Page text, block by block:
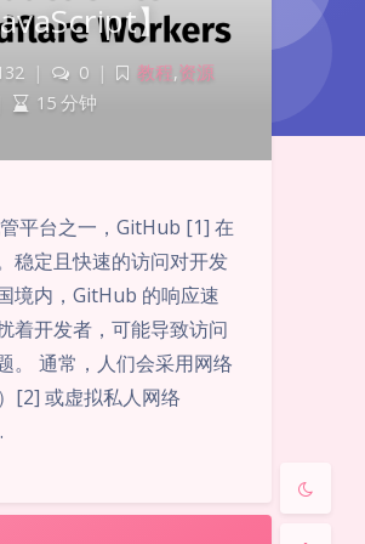
Sans Serif Serif
浅阴影 深阴影
日落 暗化
】
| 0 | 教程,资源
15 分钟
平台之一，GitHub [1] 在
稳定且快速的访问对开发
境内，GitHub 的响应速
着开发者，可能导致访问
。 通常，人们会采用网络
[2] 或虚拟私人网络